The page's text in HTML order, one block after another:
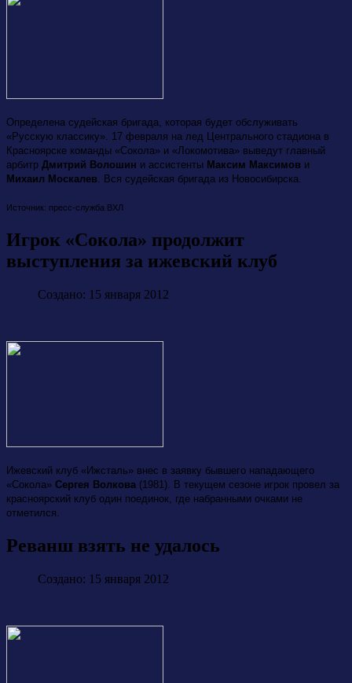
Определена судейская бригада, которая будет обслуживать
«Русскую классику». 17 февраля на лед Центрального стадиона в
Красноярске команды «Сокола» и «Локомотива» выведут главный
арбитр Дмитрий Волошин и ассистенты Максим Максимов и
Михаил Москалев . Вся судейская бригада из Новосибирска.
Источник: пресс-служба ВХЛ
Игрок «Сокола» продолжит
выступления за ижевский клуб
Создано: 15 января 2012
Ижевский клуб «Ижсталь» внес в заявку бывшего нападающего
«Сокола» Сергея Волкова (1981). В текущем сезоне игрок провел за
красноярский клуб один поединок, где набранными очками не
отметился.
Реванш взять не удалось
Создано: 15 января 2012